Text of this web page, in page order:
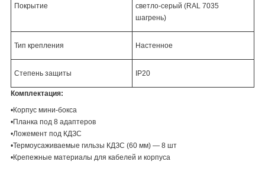
Покрытие
светло-серый (RAL 7035
шагрень)
Тип крепления Настенное
Степень защиты IP20
Комплектация:
•Корпус мини-бокса
•Планка под 8 адаптеров
•Ложемент под КДЗС
•Термоусаживаемые гильзы КДЗС (60 мм) — 8 шт
•Крепежные материалы для кабелей и корпуса